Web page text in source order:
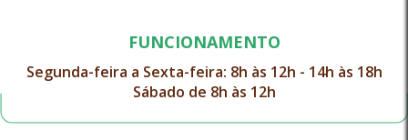
FUNCIONAMENTO
Segunda-feira a Sexta-feira: 8h às 12h - 14h às 18h
Sábado de 8h às 12h